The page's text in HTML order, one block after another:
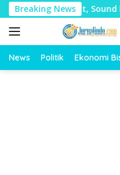
Langsung
ke
konten
Breaking News
Sound Horeg di
News Politik Ekonomi